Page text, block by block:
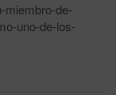
miembro-de-
uno-de-los-